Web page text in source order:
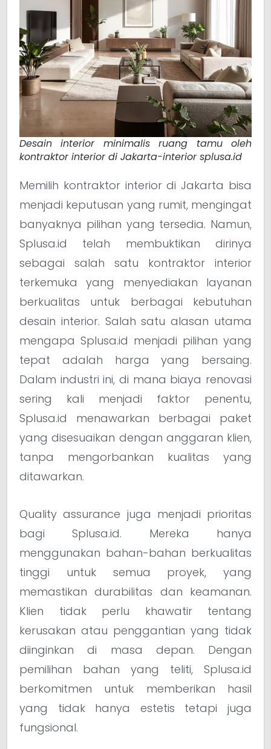
Desain interior minimalis ruang tamu oleh
kontraktor interior di Jakarta-interior splusa.id
Memilih kontraktor interior di Jakarta bisa
menjadi keputusan yang rumit, mengingat
banyaknya pilihan yang tersedia. Namun,
Splusa.id telah membuktikan dirinya
sebagai salah satu kontraktor interior
terkemuka yang menyediakan layanan
berkualitas untuk berbagai kebutuhan
desain interior. Salah satu alasan utama
mengapa Splusa.id menjadi pilihan yang
tepat adalah harga yang bersaing.
Dalam industri ini, di mana biaya renovasi
sering kali menjadi faktor penentu,
Splusa.id menawarkan berbagai paket
yang disesuaikan dengan anggaran klien,
tanpa mengorbankan kualitas yang
ditawarkan.
Quality assurance juga menjadi prioritas
bagi Splusa.id. Mereka hanya
menggunakan bahan-bahan berkualitas
tinggi untuk semua proyek, yang
memastikan durabilitas dan keamanan.
Klien tidak perlu khawatir tentang
kerusakan atau penggantian yang tidak
diinginkan di masa depan. Dengan
pemilihan bahan yang teliti, Splusa.id
berkomitmen untuk memberikan hasil
yang tidak hanya estetis tetapi juga
fungsional.